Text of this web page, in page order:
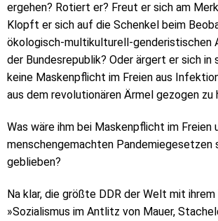
ergehen? Rotiert er? Freut er sich am
Klopft er sich auf die Schenkel beim
ökologisch-multikulturell-genderistischen
der Bundesrepublik? Oder ärgert er sich in
keine Maskenpflicht im Freien aus
aus dem revolutionären Ärmel gezogen zu
Was wäre ihm bei Maskenpflicht im Freien
menschengemachten Pandemiegesetzen
geblieben?
Na klar, die größte DDR der Welt mit
»Sozialismus im Antlitz von Mauer,